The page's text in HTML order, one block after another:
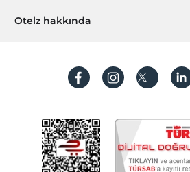
Okey takımı
Havaalanı servisi (ücretli)
Transfer servisi (ücretli)
Isıtma
Klima
Sıkça sorulan sorular
İşlem rehberi
Hesap oluştur
Hemen tesisinizi ekleyin
Otelz hakkında
Koşullar ve şartlar
Aydınlatma metni